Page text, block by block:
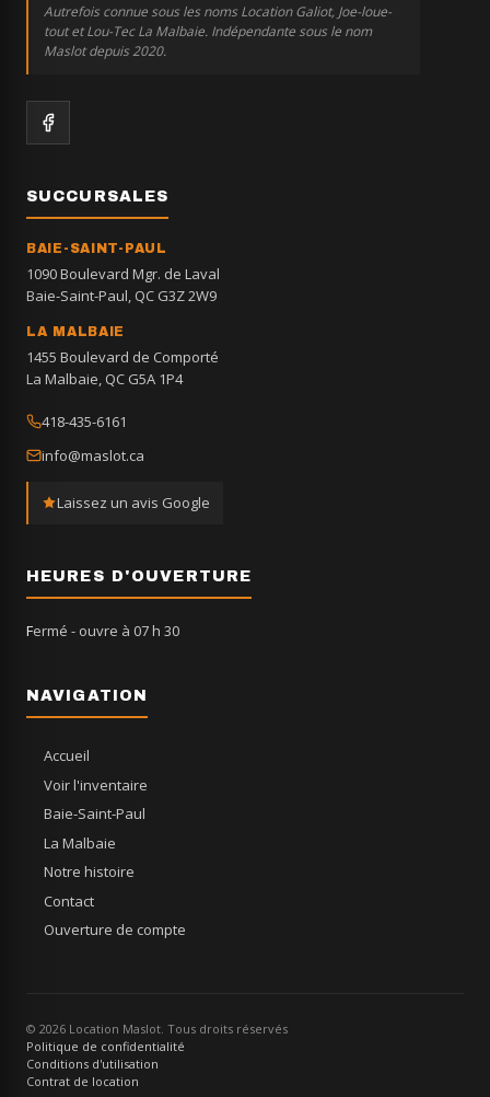
Autrefois connue sous les noms Location Galiot, Joe-loue-
tout et Lou-Tec La Malbaie. Indépendante sous le nom
Maslot depuis 2020.
SUCCURSALES
BAIE-SAINT-PAUL
1090 Boulevard Mgr. de Laval
Baie-Saint-Paul, QC G3Z 2W9
LA MALBAIE
1455 Boulevard de Comporté
La Malbaie, QC G5A 1P4
418-435-6161
info@maslot.ca
Laissez un avis Google
HEURES D'OUVERTURE
Fermé - ouvre à 07 h 30
NAVIGATION
Accueil
Voir l'inventaire
Baie-Saint-Paul
La Malbaie
Notre histoire
Contact
Ouverture de compte
© 2026 Location Maslot. Tous droits réservés
Politique de confidentialité
Conditions d'utilisation
Contrat de location